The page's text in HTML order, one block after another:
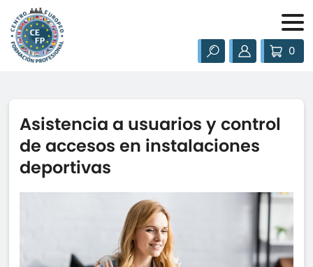
0
Asistencia a usuarios y control
de accesos en instalaciones
deportivas